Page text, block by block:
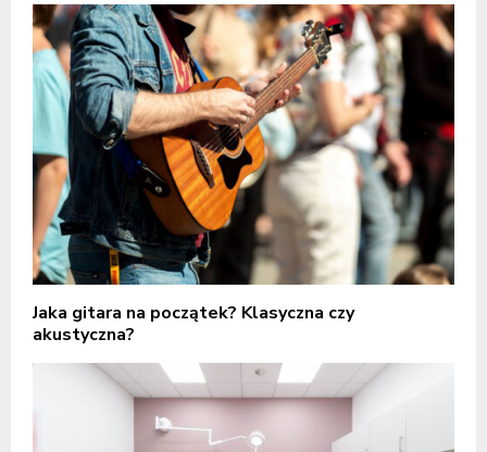
Jaka gitara na początek? Klasyczna czy
akustyczna?